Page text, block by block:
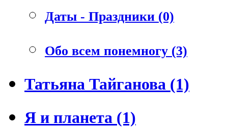
Даты - Праздники (0)
Обо всем понемногу (3)
Татьяна Тайганова (1)
Я и планета (1)